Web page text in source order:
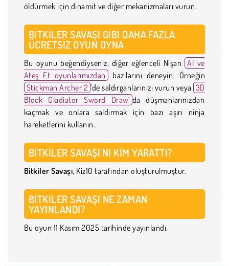
öldürmek için dinamit ve diğer mekanizmaları vurun.
BITKILER SAVAŞI GIBI DAHA FAZLA
ÜCRETSIZ OYUN OYNA
Bu oyunu beğendiyseniz, diğer eğlenceli Nişan Al ve
Ateş Et oyunlarımızdan bazılarını deneyin. Örneğin
Stickman Archer 2 'de saldırganlarınızı vurun veya 3D
Block Gladiator Sword Draw' da düşmanlarınızdan
kaçmak ve onlara saldırmak için bazı aşırı ninja
hareketlerini kullanın.
BITKILER SAVAŞI'NI KIM YARATTI?
Bitkiler Savaşı, Kiz10 tarafından oluşturulmuştur.
BITKILER SAVAŞI NE ZAMAN
YAYINLANDI?
Bu oyun 11 Kasım 2025 tarihinde yayınlandı.